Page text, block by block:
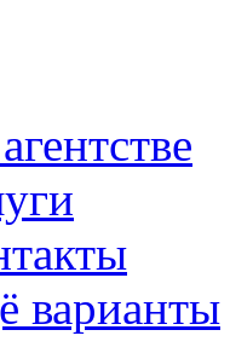
варианты